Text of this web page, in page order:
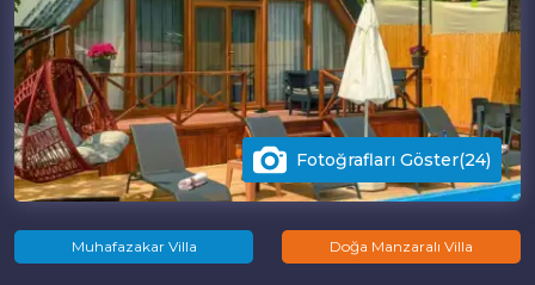
Muhafazakar Villa Doğa Manzaralı Villa
Fotoğrafları Göster(24)